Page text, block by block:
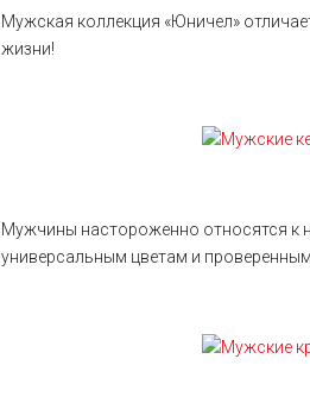
Мужская коллекция «Юничел»
жизни!
Мужчины настороженно относятся к
универсальным цветам и